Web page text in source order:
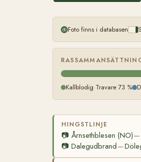
Foto finns i databasen
Kallblodig Travare 73 %
HINGSTLINJE
📷 Årnsethblesen (NO)—
📷 Dalegudbrand—